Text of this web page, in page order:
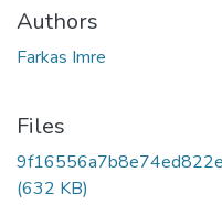
Authors
Farkas Imre
Files
(632 KB)